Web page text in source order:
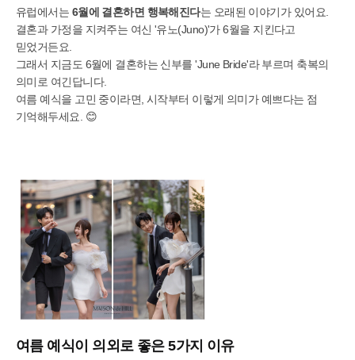
유럽에서는 6월에 결혼하면 행복해진다는 오래된 이야기가 있어요.
결혼과 가정을 지켜주는 여신 '유노(Juno)'가 6월을 지킨다고
믿었거든요.
그래서 지금도 6월에 결혼하는 신부를 'June Bride'라 부르며 축복의
의미로 여긴답니다.
여름 예식을 고민 중이라면, 시작부터 이렇게 의미가 예쁘다는 점
기억해두세요. 😊
여름 예식이 의외로 좋은 5가지 이유